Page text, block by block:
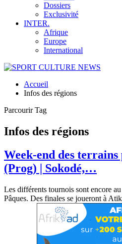
Dossiers
Exclusivité
INTER.
Afrique
Europe
International
Accueil
Infos des régions
Parcourir Tag
Infos des régions
Week-end des
(Prog) | Sokodé,…
Les différents tournois sont encore
Pâques. Des finales se joueront à